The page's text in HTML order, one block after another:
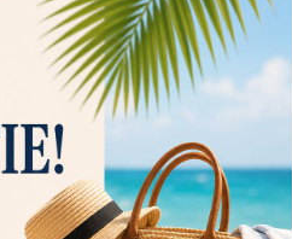
Casseroles